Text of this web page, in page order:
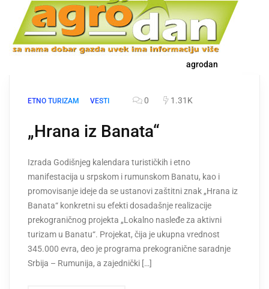
agrodan
ETNO TURIZAM VESTI 0 1.31K
„Hrana iz Banata“
Izrada Godišnjeg kalendara turističkih i etno
manifestacija u srpskom i rumunskom Banatu, kao i
promovisanje ideje da se ustanovi zaštitni znak „Hrana iz
Banata“ konkretni su efekti dosadašnje realizacije
prekograničnog projekta „Lokalno nasleđe za aktivni
turizam u Banatu“. Projekat, čija je ukupna vrednost
345.000 evra, deo je programa prekogranične saradnje
Srbija – Rumunija, a zajednički […]